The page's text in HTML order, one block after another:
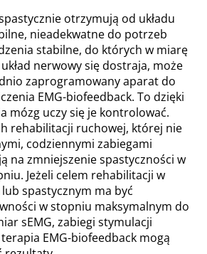
otrzymują od układu
nieadekwatne do potrzeb
stabilne, do których w miarę
nerwowy się dostraja, może
zaprogramowany aparat do
EMG-biofeedback. To dzięki
mózg uczy się je kontrolować.
rehabilitacji ruchowej, której nie
codziennymi zabiegami
na zmniejszenie spastyczności w
Jeżeli celem rehabilitacji w
spastycznym ma być
w stopniu maksymalnym do
sEMG, zabiegi stymulacji
EMG-biofeedback mogą